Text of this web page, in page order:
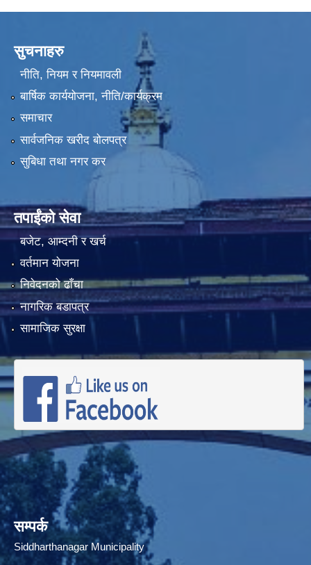
सुचनाहरु
नीति, नियम र नियमावली
बार्षिक कार्ययोजना, नीति/कार्यक्रम
समाचार
सार्वजनिक खरीद बोलपत्र
सुबिधा तथा नगर कर
तपाईंको सेवा
बजेट, आम्दनी र खर्च
वर्तमान योजना
निवेदनको ढाँचा
नागरिक बडापत्र
सामाजिक सुरक्षा
सम्पर्क
Siddharthanagar Municipality